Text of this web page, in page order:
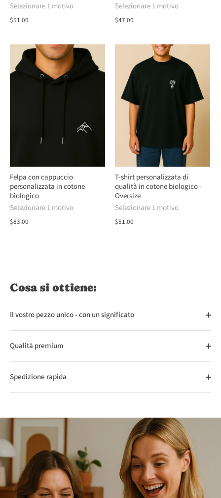
Selezionare 1 motivo
$51.00
Selezionare 1 motivo
$47.00
Felpa con cappuccio
personalizzata in cotone
biologico
Selezionare 1 motivo
$83.00
T-shirt personalizzata di
qualità in cotone biologico -
Oversize
Selezionare 1 motivo
$51.00
Cosa si ottiene:
Il vostro pezzo unico - con un significato
Qualità premium
Spedizione rapida